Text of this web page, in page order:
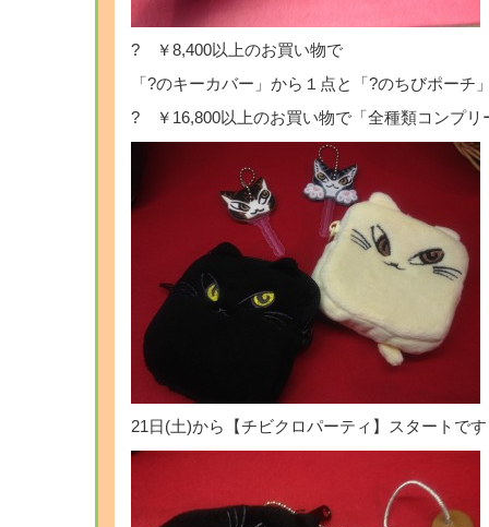
? ￥8,400以上のお買い物で
「?のキーカバー」から１点と「?のちびポーチ
? ￥16,800以上のお買い物で「全種類コンプリ
21日(土)から【チビクロパーティ】スタートで